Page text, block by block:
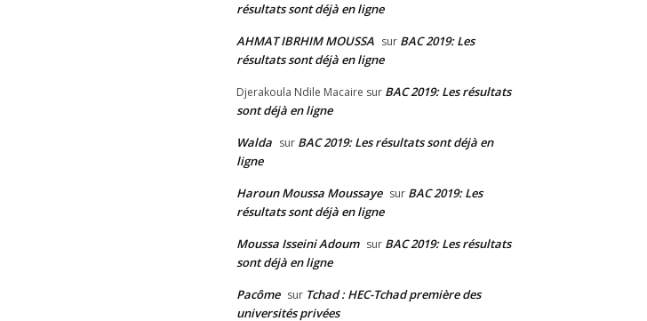
résultats sont déjà en ligne
AHMAT IBRHIM MOUSSA sur BAC 2019: Les
résultats sont déjà en ligne
Djerakoula Ndile Macaire sur BAC 2019: Les résultats
sont déjà en ligne
Walda sur BAC 2019: Les résultats sont déjà en
ligne
Haroun Moussa Moussaye sur BAC 2019: Les
résultats sont déjà en ligne
Moussa Isseini Adoum sur BAC 2019: Les résultats
sont déjà en ligne
Pacôme sur Tchad : HEC-Tchad première des
universités privées